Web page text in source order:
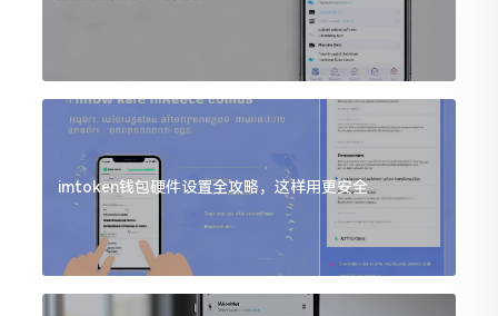
imtoken钱包硬件设置全攻略，这样用更安全